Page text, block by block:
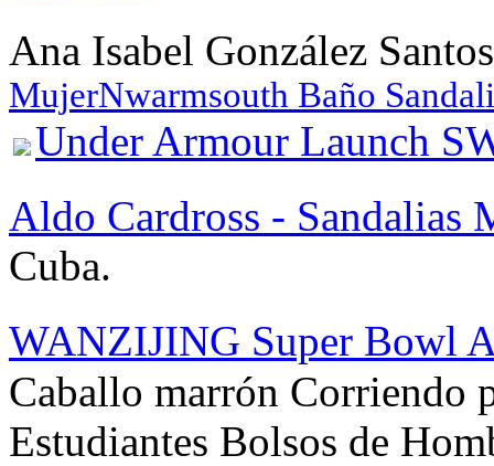
Ana Isabel González Santos
MujerNwarmsouth Baño
Under Armour Launch
Aldo Cardross - Sandalias
Cuba.
WANZIJING Super Bowl
Caballo marrón Corriendo
Estudiantes Bolsos de